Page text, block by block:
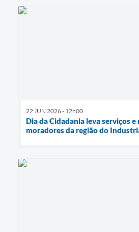
22 JUN 2026 - 12h00
Dia da Cidadania leva serviços
moradores da região do